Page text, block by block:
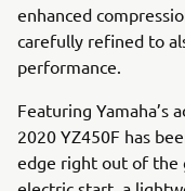
enhanced
carefully refined to
performance.
Featuring Yamaha’s
2020 YZ450F has
edge right out of the